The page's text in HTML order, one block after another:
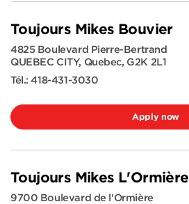
Toujours Mikes Bouvier
4825 Boulevard Pierre-Bertrand
QUEBEC CITY, Quebec, G2K 2L1
Tél.:418-431-3030
Apply now
Toujours Mikes L'Ormière
9700 Boulevard de l'Ormière